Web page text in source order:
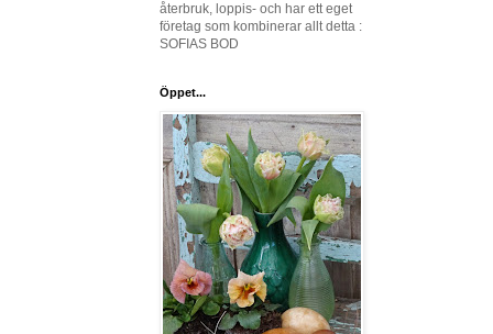
återbruk, loppis- och har ett eget
företag som kombinerar allt detta :
SOFIAS BOD
Öppet...